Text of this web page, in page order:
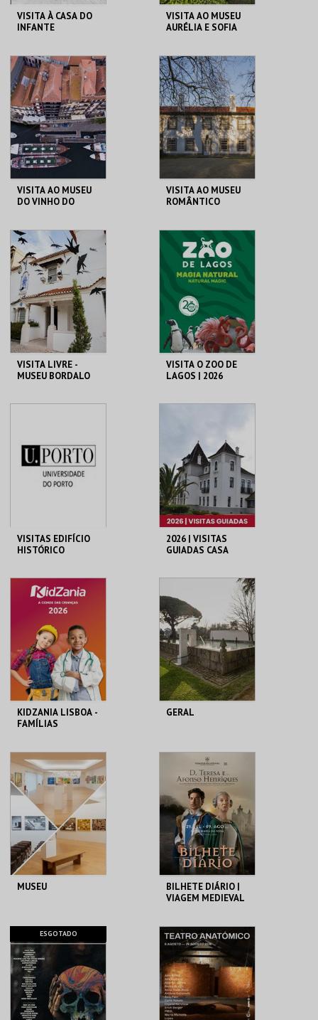
VISITA À CASA DO
INFANTE
CASA DO INFANTE
MAIS INFO
COMPRAR
VISITA AO MUSEU
AURÉLIA E SOFIA
MUSEU AURÉLIA E
SOFIA
MAIS INFO
COMPRAR
VISITA AO MUSEU
DO VINHO DO
MUSEU DO VINHO
DO PORTO
MAIS INFO
COMPRAR
VISITA AO MUSEU
ROMÂNTICO
MUSEU ROMÂNTICO
MAIS INFO
COMPRAR
VISITA LIVRE -
MUSEU BORDALO
MAIS INFO
COMPRAR
VISITA O ZOO DE
LAGOS | 2026
MAIS INFO
COMPRAR
VISITAS EDIFÍCIO
HISTÓRICO
MHNC-UP - POLO
CENTRAL
MAIS INFO
COMPRAR
2026 | VISITAS
GUIADAS CASA
CASA-MUSEU EGAS
MONIZ
MAIS INFO
COMPRAR
KIDZANIA LISBOA -
FAMÍLIAS
KIDZANIA
MAIS INFO
COMPRAR
GERAL
FUNDAÇÃO
GRAMAXO
MAIS INFO
COMPRAR
MUSEU
FUNDAÇÃO
GRAMAXO
MAIS INFO
COMPRAR
BILHETE DIÁRIO |
VIAGEM MEDIEVAL
SANTA MARIA DA
FEIRA
MAIS INFO
COMPRAR
ESGOTADO